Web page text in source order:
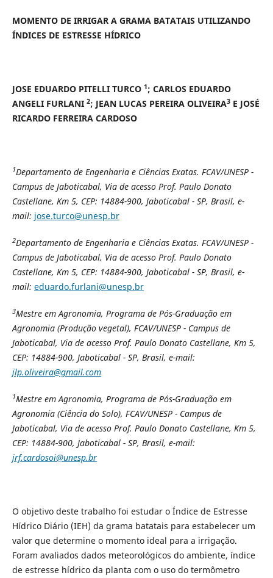
MOMENTO DE IRRIGAR A GRAMA BATATAIS UTILIZANDO
ÍNDICES DE ESTRESSE HÍDRICO
JOSE EDUARDO PITELLI TURCO 1; CARLOS EDUARDO
ANGELI FURLANI 2; JEAN LUCAS PEREIRA OLIVEIRA3E JOSÉ
RICARDO FERREIRA CARDOSO
1Departamento de Engenharia e Ciências Exatas. FCAV/UNESP -
Campus de Jaboticabal, Via de acesso Prof. Paulo Donato
Castellane, Km 5, CEP: 14884-900, Jaboticabal - SP, Brasil, e-
mail: jose.turco@unesp.br
2Departamento de Engenharia e Ciências Exatas. FCAV/UNESP -
Campus de Jaboticabal, Via de acesso Prof. Paulo Donato
Castellane, Km 5, CEP: 14884-900, Jaboticabal - SP, Brasil, e-
mail: eduardo.furlani@unesp.br
3Mestre em Agronomia, Programa de Pós-Graduação em
Agronomia (Produção vegetal), FCAV/UNESP - Campus de
Jaboticabal, Via de acesso Prof. Paulo Donato Castellane, Km 5,
CEP: 14884-900, Jaboticabal - SP, Brasil, e-mail:
jlp.oliveira@gmail.com
1Mestre em Agronomia, Programa de Pós-Graduação em
Agronomia (Ciência do Solo), FCAV/UNESP - Campus de
Jaboticabal, Via de acesso Prof. Paulo Donato Castellane, Km 5,
CEP: 14884-900, Jaboticabal - SP, Brasil, e-mail:
jrf.cardosoi@unesp.br
O objetivo deste trabalho foi estudar o Índice de Estresse
Hídrico Diário (IEH) da grama batatais para estabelecer um
valor que determine o momento ideal para a irrigação.
Foram avaliados dados meteorológicos do ambiente, índice
de estresse hídrico da planta com o uso do termômetro